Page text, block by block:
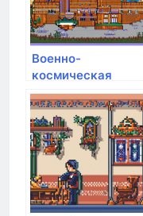
Военно-
космическая
академия им. А.Ф.
Можайского